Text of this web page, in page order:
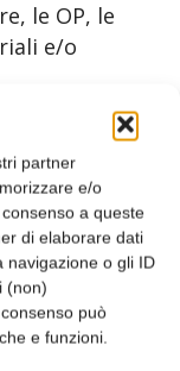
partner
e/o
a queste
di elaborare dati
navigazione o gli ID
(non)
può
e funzioni.
le OP, le
e/o
finanziare
e
per la
per la
su
commerciali.